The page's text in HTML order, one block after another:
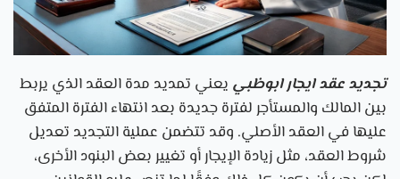
تجديد عقد ايجار ابوظبي يعني تمديد مدة العقد الذي يربط
بين المالك والمستأجر لفترة جديدة بعد انتهاء الفترة المتفق
عليها في العقد الأصلي. وقد تتضمن عملية التجديد تعديل
شروط العقد، مثل زيادة الإيجار أو تغيير بعض البنود الأخرى،